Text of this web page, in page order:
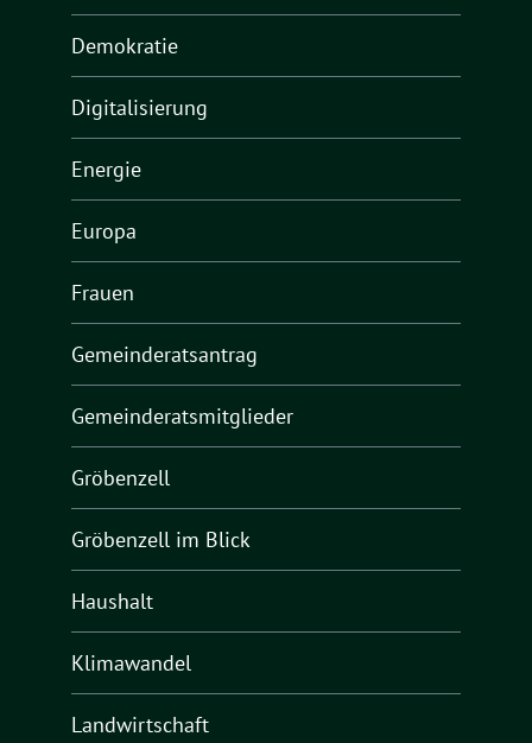
Demokratie
Digitalisierung
Energie
Europa
Frauen
Gemeinderatsantrag
Gemeinderatsmitglieder
Gröbenzell
Gröbenzell im Blick
Haushalt
Klimawandel
Landwirtschaft